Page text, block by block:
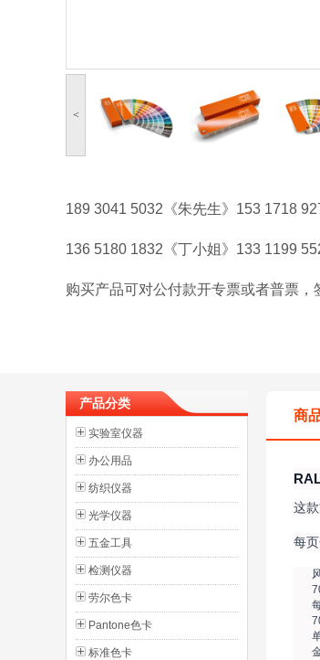
<
189 3041 5032《朱先生》153 1718
136 5180 1832《丁小姐》133 1199
购买产品可对公付款开专票或者普票
产品分类
实验室仪器
办公用品
纺织仪器
光学仪器
五金工具
检测仪器
劳尔色卡
Pantone色卡
标准色卡
商
这
每